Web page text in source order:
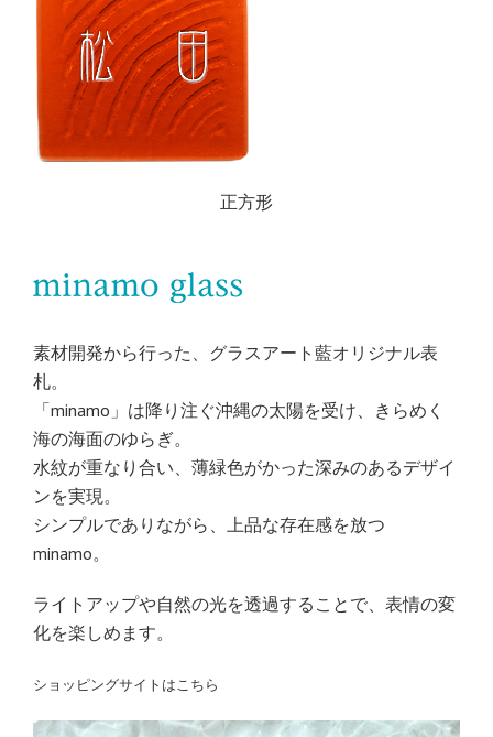
正方形
素材開発から行った、グラスアート藍オリジナル表
札。
「minamo」は降り注ぐ沖縄の太陽を受け、きらめく
海の海面のゆらぎ。
水紋が重なり合い、薄緑色がかった深みのあるデザイ
ンを実現。
シンプルでありながら、上品な存在感を放つ
minamo。
ライトアップや自然の光を透過することで、表情の変
化を楽しめます。
ショッピングサイトはこちら